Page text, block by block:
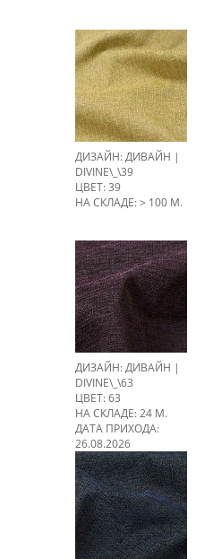
ДИЗАЙН: ДИВАЙН |
DIVINE\_\39
ЦВЕТ: 39
НА СКЛАДЕ: > 100 М.
ДИЗАЙН: ДИВАЙН |
DIVINE\_\63
ЦВЕТ: 63
НА СКЛАДЕ: 24 М.
ДАТА ПРИХОДА:
26.08.2026